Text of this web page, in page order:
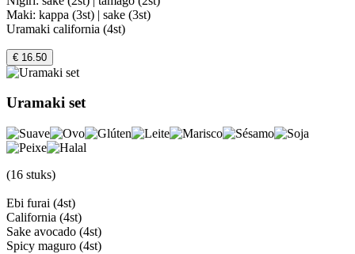
Maki: kappa (3st) | sake (3st)
Uramaki california (4st)
€ 16.50
Uramaki set
(16 stuks)
Ebi furai (4st)
California (4st)
Sake avocado (4st)
Spicy maguro (4st)